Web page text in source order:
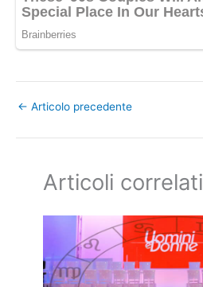
← Articolo precedente
Articoli correlati